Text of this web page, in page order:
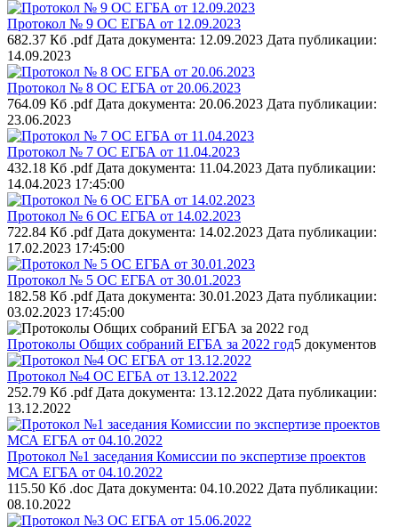
Протокол № 9 ОС ЕГБА от 12.09.2023
682.37 Кб .pdf Дата документа: 12.09.2023 Дата публикации:
14.09.2023
Протокол № 8 ОС ЕГБА от 20.06.2023
764.09 Кб .pdf Дата документа: 20.06.2023 Дата публикации:
23.06.2023
Протокол № 7 ОС ЕГБА от 11.04.2023
432.18 Кб .pdf Дата документа: 11.04.2023 Дата публикации:
14.04.2023 17:45:00
Протокол № 6 ОС ЕГБА от 14.02.2023
722.84 Кб .pdf Дата документа: 14.02.2023 Дата публикации:
17.02.2023 17:45:00
Протокол № 5 ОС ЕГБА от 30.01.2023
182.58 Кб .pdf Дата документа: 30.01.2023 Дата публикации:
03.02.2023 17:45:00
Протоколы Общих собраний ЕГБА за 2022 год5 документов
Протокол №4 ОС ЕГБА от 13.12.2022
252.79 Кб .pdf Дата документа: 13.12.2022 Дата публикации:
13.12.2022
Протокол №1 заседания Комиссии по экспертизе проектов
МСА ЕГБА от 04.10.2022
115.50 Кб .doc Дата документа: 04.10.2022 Дата публикации:
08.10.2022